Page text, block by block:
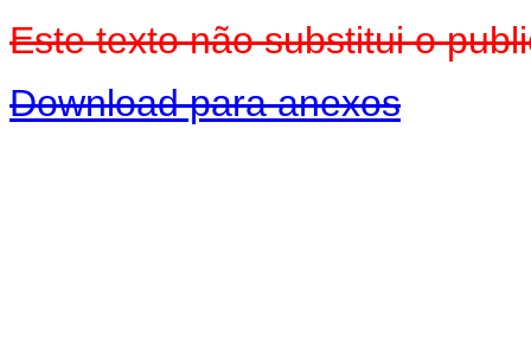
Este texto não substitui o
Download para anexos